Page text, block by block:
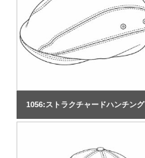
1056:ストラクチャードハンチング